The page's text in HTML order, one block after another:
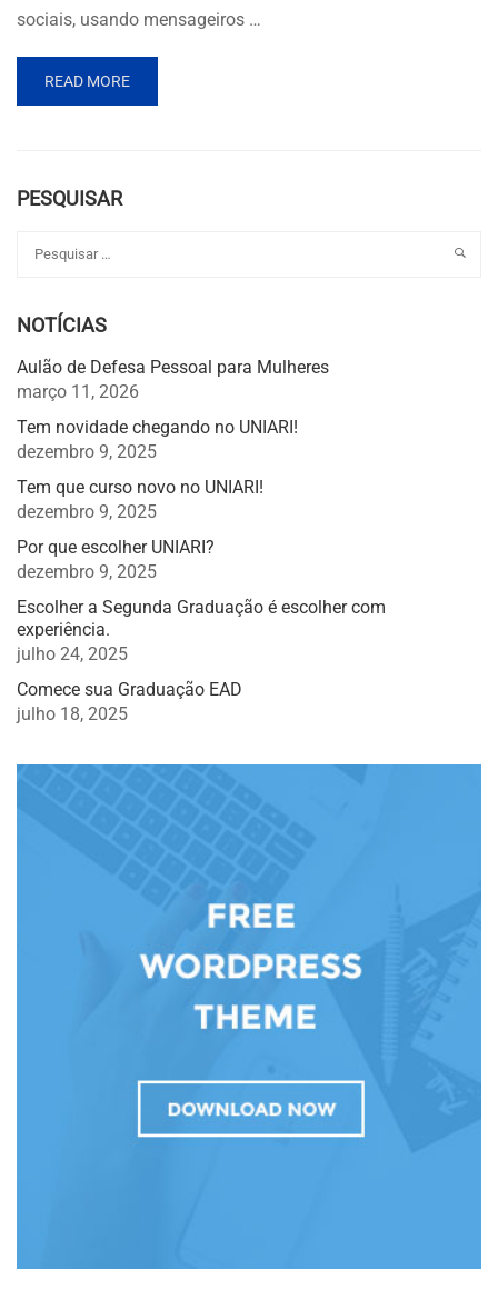
sociais, usando mensageiros …
READ MORE
PESQUISAR
NOTÍCIAS
Aulão de Defesa Pessoal para Mulheres
março 11, 2026
Tem novidade chegando no UNIARI!
dezembro 9, 2025
Tem que curso novo no UNIARI!
dezembro 9, 2025
Por que escolher UNIARI?
dezembro 9, 2025
Escolher a Segunda Graduação é escolher com
experiência.
julho 24, 2025
Comece sua Graduação EAD
julho 18, 2025